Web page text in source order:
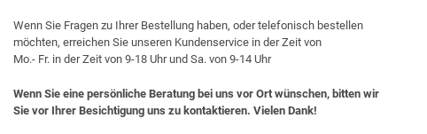
Wenn Sie Fragen zu Ihrer Bestellung haben, oder telefonisch bestellen
möchten, erreichen Sie unseren Kundenservice in der Zeit von
Mo.- Fr. in der Zeit von 9-18 Uhr und Sa. von 9-14 Uhr
Wenn Sie eine persönliche Beratung bei uns vor Ort wünschen, bitten wir
Sie vor Ihrer Besichtigung uns zu kontaktieren. Vielen Dank!